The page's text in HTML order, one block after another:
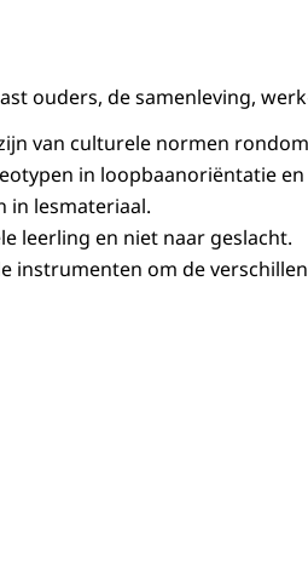
ouders, de samenleving,
van culturele normen
in loopbaanoriëntatie
in lesmateriaal.
leerling en niet naar geslacht.
instrumenten om de
weergave van de verkenning van